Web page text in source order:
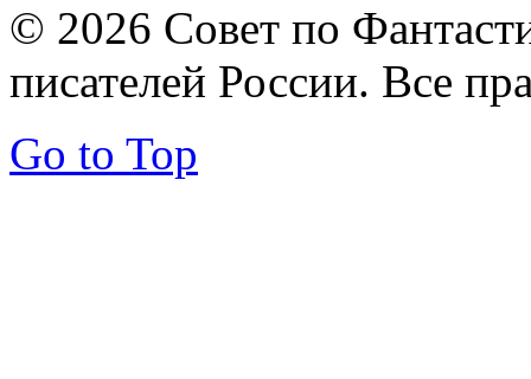
© 2026 Совет по
писателей России. Все
Go to Top